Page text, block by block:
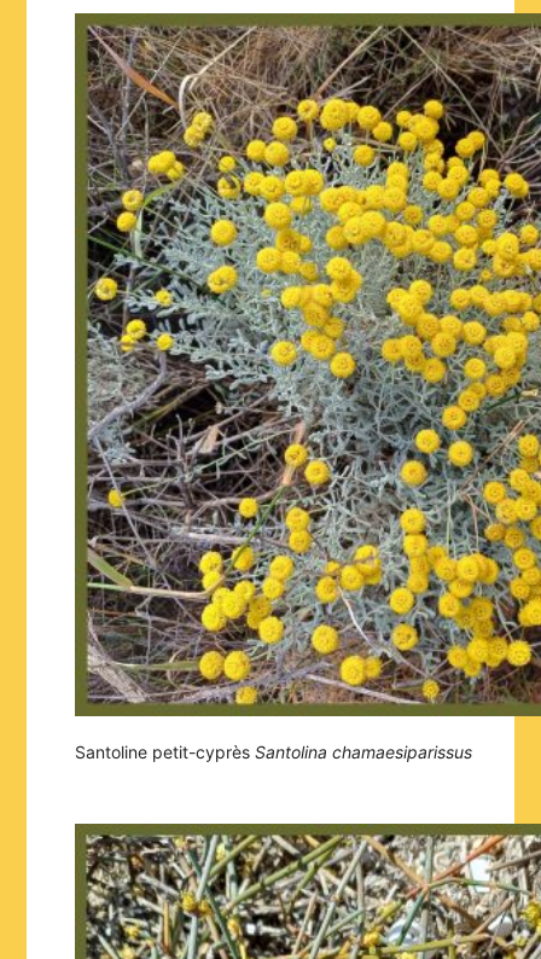
Santoline petit-cyprèsSantolina chamaesiparissus